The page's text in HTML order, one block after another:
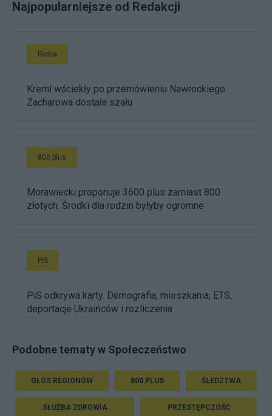
Najpopularniejsze od Redakcji
Rosja
Kreml wściekły po przemówieniu Nawrockiego.
Zacharowa dostała szału
800 plus
Morawiecki proponuje 3600 plus zamiast 800
złotych. Środki dla rodzin byłyby ogromne
PiS
PiS odkrywa karty. Demografia, mieszkania, ETS,
deportacje Ukraińców i rozliczenia
Podobne tematy w Społeczeństwo
GŁOS REGIONÓW 800 PLUS ŚLEDZTWA
SŁUŻBA ZDROWIA PRZESTĘPCZOŚĆ